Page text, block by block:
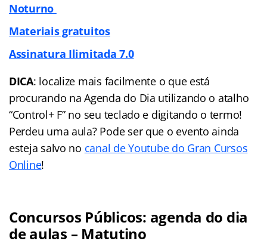
Noturno
Materiais gratuitos
Assinatura Ilimitada 7.0
DICA: localize mais facilmente o que está
procurando na Agenda do Dia utilizando o atalho
“Control+ F” no seu teclado e digitando o termo!
Perdeu uma aula? Pode ser que o evento ainda
esteja salvo no canal de Youtube do Gran Cursos
Online!
Concursos Públicos: agenda do dia
de aulas – Matutino